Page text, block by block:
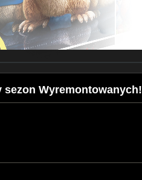
sezon Wyremontowanych!